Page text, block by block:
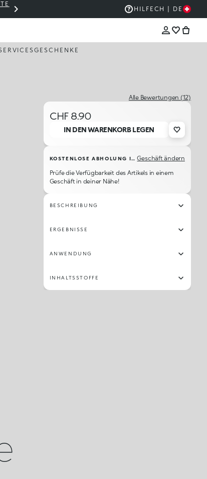
THE KIKO SALE: BIS ZU -50 %
HILFE CH | DE
GESCHENKE
Alle Bewertungen (12)
CHF 8.90
IN DEN WARENKORB LEGEN
KOSTENLOSE ABHOLUNG IM GESCHÄFT Geschäft ändern
Prüfe die Verfügbarkeit des Artikels in einem
Geschäft in deiner Nähe!
BESCHREIBUNG
ERGEBNISSE
ANWENDUNG
INHALTSSTOFFE